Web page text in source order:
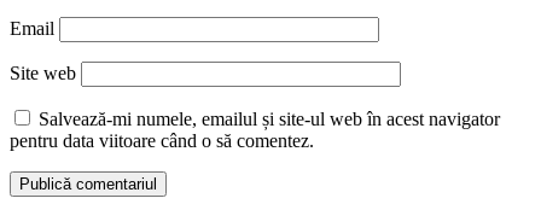
Email
Site web
Salvează-mi numele, emailul și site-ul web în acest navigator
pentru data viitoare când o să comentez.